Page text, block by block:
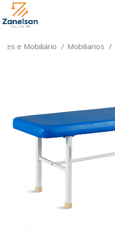
e Mobiliário Mobiliarios